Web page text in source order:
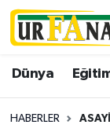
Dünya
HABERLER
Trafik